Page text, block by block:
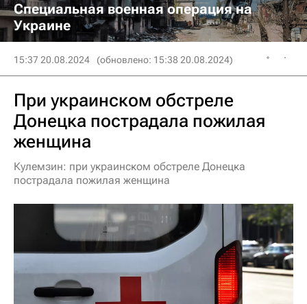
Специальная военная операция на
Украине
15:37 20.08.2024 (обновлено: 15:38 20.08.2024)
При украинском обстреле
Донецка пострадала пожилая
женщина
Кулемзин: при украинском обстреле Донецка
пострадала пожилая женщина